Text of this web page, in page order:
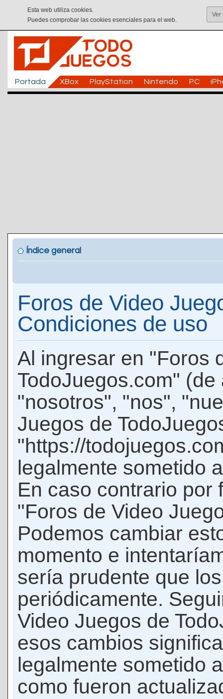
Esta web utiliza cookies.
Puedes comprobar las cookies esenciales para el web.
Ver
Portada XBox PlayStation Nintendo PC
Índice general
Foros de Video
Condiciones de uso
Al ingresar en "Foros
TodoJuegos.com"
"nosotros", "nos",
Juegos de
"https://
legalmente sometido
En caso contrario por
"Foros de Video
Podemos cambiar
momento e
sería prudente que
periódicamente.
Video Juegos de
esos cambios
legalmente sometido
como fueron